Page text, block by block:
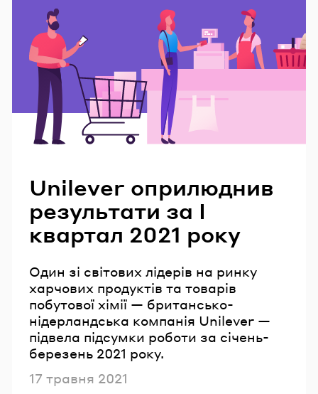
Unilever оприлюднив
результати за I
квартал 2021 року
Один зі світових лідерів на ринку
харчових продуктів та товарів
побутової хімії — британсько-
нідерландська компанія Unilever —
підвела підсумки роботи за січень-
березень 2021 року.
Опубліковано
17 травня 2021